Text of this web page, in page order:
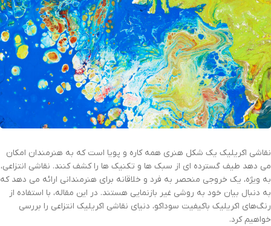
نقاشی اکریلیک یک شکل هنری همه کاره و پویا است که به هنرمندان امکان
می دهد طیف گسترده ای از سبک ها و تکنیک ها را کشف کنند. نقاشی انتزاعی،
به ویژه، یک خروجی منحصر به فرد و خلاقانه برای هنرمندانی ارائه می دهد که
به دنبال بیان خود به روشی غیر بازنمایی هستند. در این مقاله، با استفاده از
رنگ‌های اکریلیک باکیفیت سوداکو، دنیای نقاشی اکریلیک انتزاعی را بررسی
خواهیم کرد.